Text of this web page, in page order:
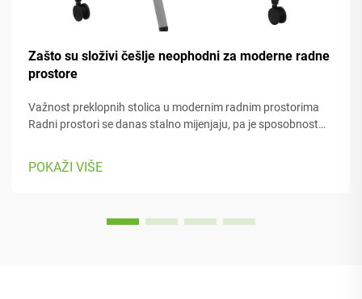
Zašto su složivi češlje neophodni za moderne radne
prostore
Važnost preklopnih stolica u modernim radnim prostorima
Radni prostori se danas stalno mijenjaju, pa je sposobnost
premještanje stvari kad god moramo prelaziti s jednog
zadatka na drugi ili prilagoditi prostor...
POKAŽI VIŠE